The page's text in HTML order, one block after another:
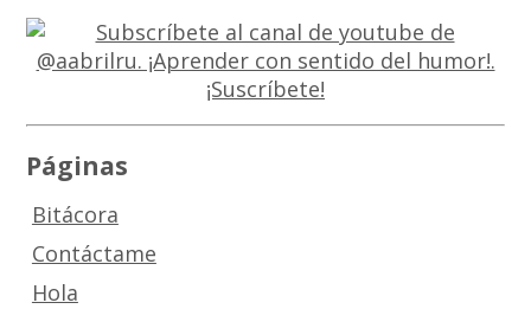
Páginas
Bitácora
Contáctame
Hola